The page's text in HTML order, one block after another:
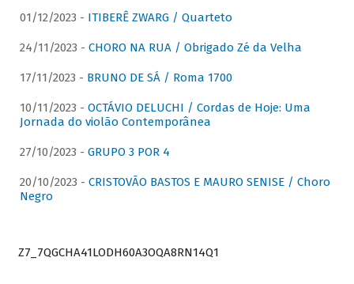
01/12/2023 - ITIBERÊ ZWARG / Quarteto
24/11/2023 - CHORO NA RUA / Obrigado Zé da Velha
17/11/2023 - BRUNO DE SÁ / Roma 1700
10/11/2023 - OCTÁVIO DELUCHI / Cordas de Hoje: Uma
Jornada do violão Contemporânea
27/10/2023 - GRUPO 3 POR 4
20/10/2023 - CRISTOVÃO BASTOS E MAURO SENISE / Choro
Negro
Z7_7QGCHA41LODH60A3OQA8RN14Q1